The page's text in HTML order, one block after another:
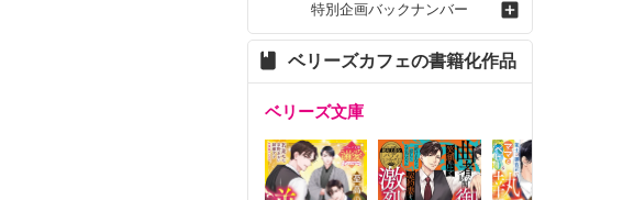
特別企画バックナンバー
ベリーズカフェの書籍化作品
ベリーズ文庫